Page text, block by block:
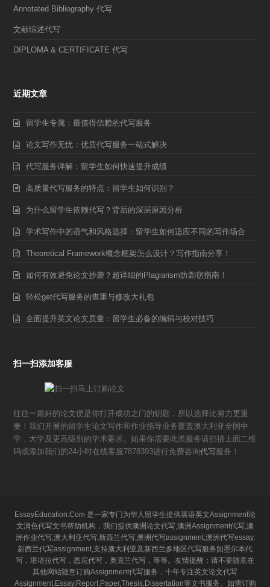
Annotated Bibliography 代写
文献综述代写
DIPLOMA & CERTIFICATE 代写
近期文章
留学生专属：最值得信赖的代写服务
论文写作无忧：优质代写服务一站式解决
代写服务详解：留学生如何快速提升成绩
高质量代写服务的特点：留学生如何识别？
为什么留学生依赖代写？背后的深层原因分析
学术写作中的语气和风格选择：留学生如何适应不同的写作场合
Theoretical Framework概念框架怎么设计？写作指南分享！
如何有效避免论文抄袭？超详细的Plagiarism防剽窃指南！
轻松get代写服务的查重与修改大礼包
全面提升英文论文质量：留学生必备的编辑与校对技巧
扫一扫添加客服
往往一篇好的论文便是你打开成功之门的钥匙，所以选择比努力更重
要！我们开展的留学生论文写作和作业指导业务覆盖澳大利亚全国中
学，大学及更高级别的学术要求。如果你需要此类服务请扫描上面二维
码或添加我们的24小时在线客服7878393进行免费咨询代写服务！
EssayEducation.Com 是一家专门为华人留学生提供英语英文Assignment论
文润色代写文书帮助机构，我们提供澳洲论文代写,澳洲Assignment代写,澳
洲作业代写,澳大利亚代写,新西兰代写,澳洲代写assignment,澳洲代写essay,
新西兰代写assignment,支持澳大利亚及新西兰多地区代写服务如墨尔本代
写，堪培拉代写，悉尼代写，奥克兰代写，等等。友情提醒：请不要随意在
其他网站随意订购Assignment代写服务，十年专注英文论文代写
Assignment,Essay,Report,Paper,Thesis,Dissertation等文书服务。如需订购